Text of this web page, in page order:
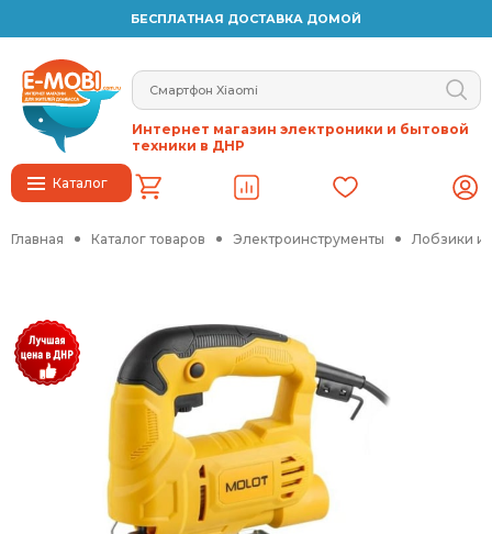
БЕСПЛАТНАЯ ДОСТАВКА ДОМОЙ
Каталог
Интернет магазин электроники и бытовой
техники в ДНР
Главная Каталог товаров Электроинструменты Лобзики и